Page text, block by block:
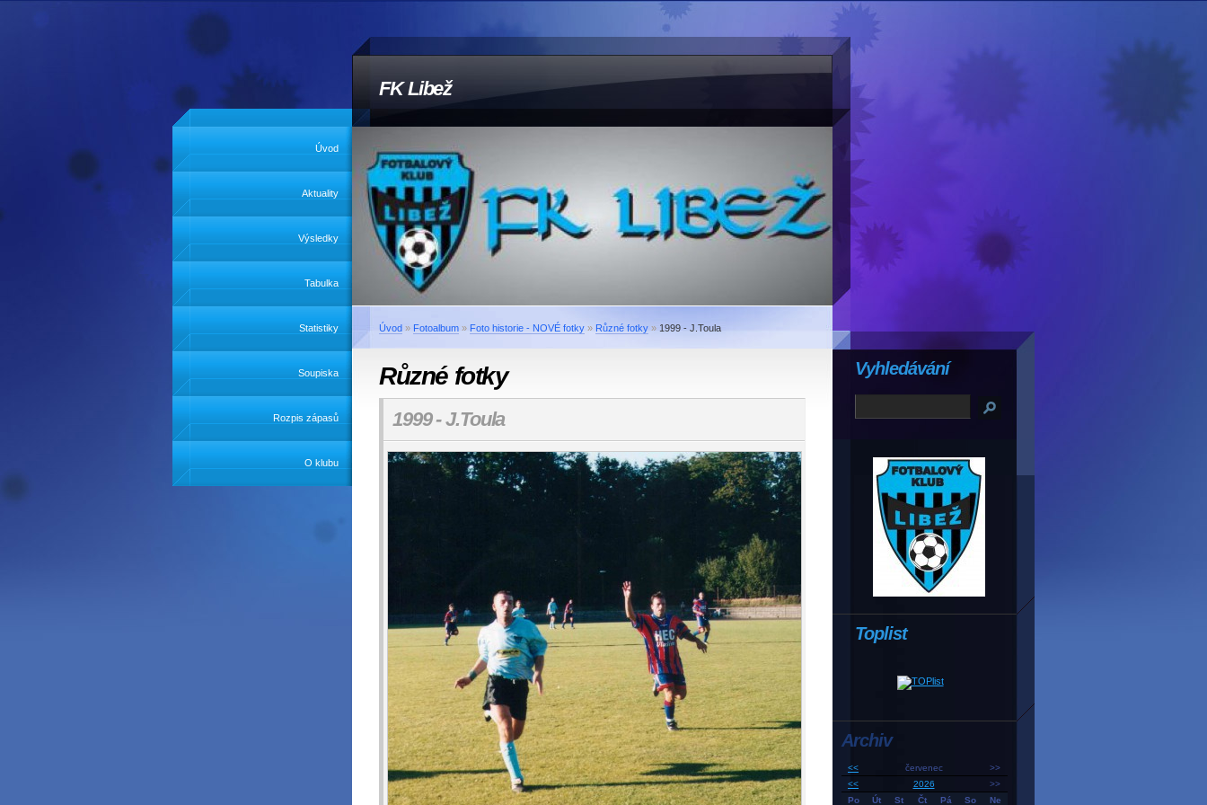
FK Libež
Úvod
Aktuality
Výsledky
Tabulka
Statistiky
Soupiska
Rozpis zápasů
O klubu
Úvod » Fotoalbum » Foto historie - NOVÉ fotky » Různé fotky » 1999 - J.Toula
Různé fotky
1999 - J.Toula
Toplist
Vyhledávání
Archiv
<< červenec
>>
<<
2026
>>
Po
Út St Čt Pá So Ne